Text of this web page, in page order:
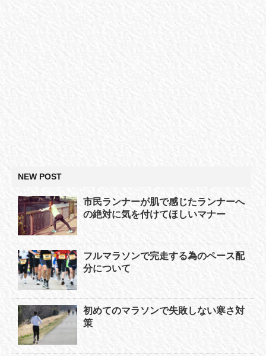
NEW POST
市民ランナーが肌で感じたランナーへ
の絶対に気を付けてほしいマナー
フルマラソンで完走する為のペース配
分について
初めてのマラソンで失敗しない寒さ対
策